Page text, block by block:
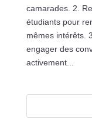
camarades. 2.
étudiants pour
mêmes intérêts.
engager des
activement...